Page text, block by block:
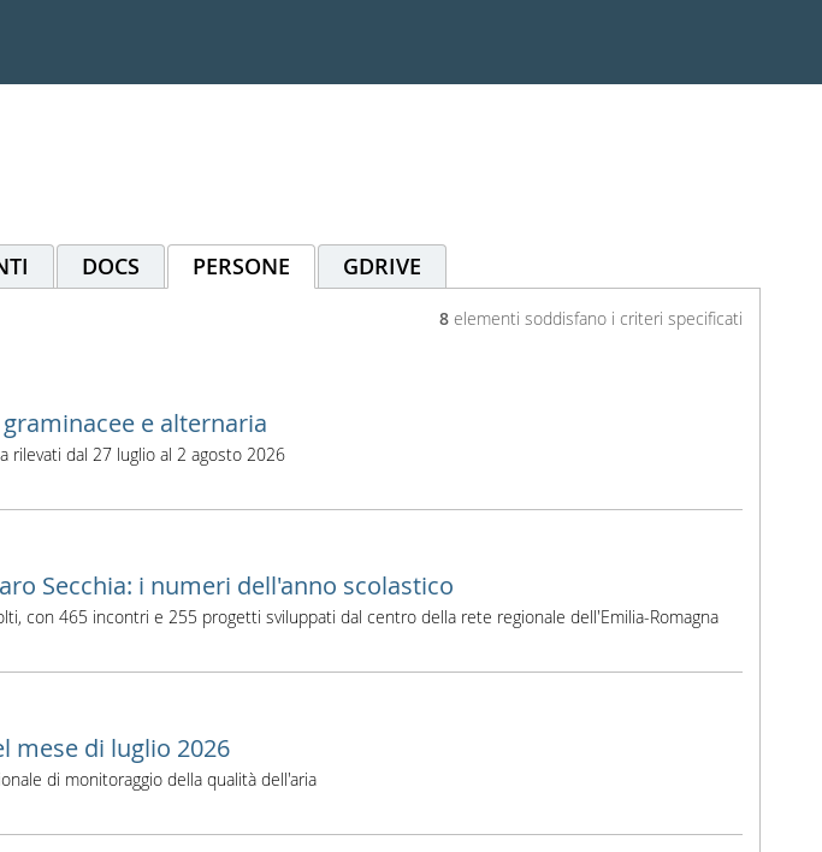
DOCS PERSONE GDRIVE
8elementi soddisfano i criteri specificati
e alternaria
rilevati dal 27 luglio al 2 agosto 2026
Secchia: i numeri dell'anno scolastico
con 465 incontri e 255 progetti sviluppati dal centro della rete regionale dell'Emilia-Romagna
mese di luglio 2026
di monitoraggio della qualità dell'aria